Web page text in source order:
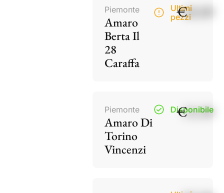
Piemonte
Amaro
Berta Il
28
Caraffa
Ultimi
pezzi
€40,00
Piemonte
Amaro Di
Torino
Vincenzi
Disponibile
€15,50